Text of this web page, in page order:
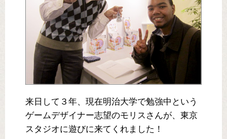
来日して３年、現在明治大学で勉強中という
ゲームデザイナー志望のモリスさんが、東京
スタジオに遊びに来てくれました！